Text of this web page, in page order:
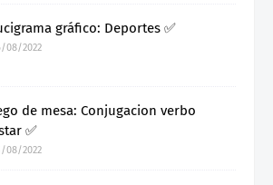
gráfico: Deportes ✅
08/2022
de mesa: Conjugacion verbo
✅
08/2022